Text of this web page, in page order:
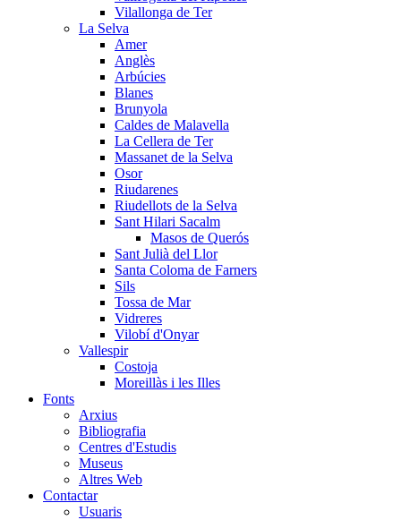
Vilallonga de Ter
La Selva
Amer
Anglès
Arbúcies
Blanes
Brunyola
Caldes de Malavella
La Cellera de Ter
Massanet de la Selva
Osor
Riudarenes
Riudellots de la Selva
Sant Hilari Sacalm
Masos de Querós
Sant Julià del Llor
Santa Coloma de Farners
Sils
Tossa de Mar
Vidreres
Vilobí d'Onyar
Vallespir
Costoja
Moreillàs i les Illes
Fonts
Arxius
Bibliografia
Centres d'Estudis
Museus
Altres Web
Contactar
Usuaris